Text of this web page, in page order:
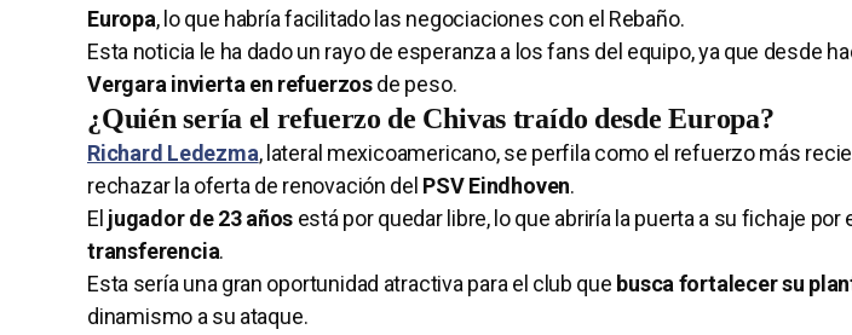
Europa, lo que habría facilitado las negociaciones con el Rebaño.
Esta noticia le ha dado un rayo de esperanza a los fans del equipo, ya que desde
Vergara invierta en refuerzosde peso.
¿Quién sería el refuerzo de Chivas traído desde Europa?
Richard Ledezma, lateral mexicoamericano, se perfila como el refuerzo más
rechazar la oferta de renovación del PSV Eindhoven.
El jugador de 23 años está por quedar libre, lo que abriría la puerta a su fichaje por
transferencia.
Esta sería una gran oportunidad atractiva para el club que busca fortalecer su
dinamismo a su ataque.